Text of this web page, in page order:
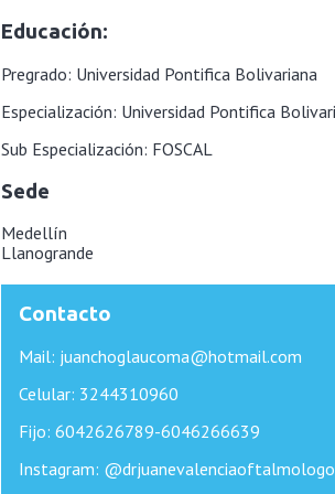
Educación:
Pregrado: Universidad Pontifica Bolivariana
Especialización: Universidad Pontifica
Sub Especialización: FOSCAL
Sede
Medellín
Llanogrande
Contacto
Mail: juanchoglaucoma@hotmail.com
Celular: 3244310960
Fijo: 6042626789-6046266639
Instagram: @drjuanevalenciaoftalmologo